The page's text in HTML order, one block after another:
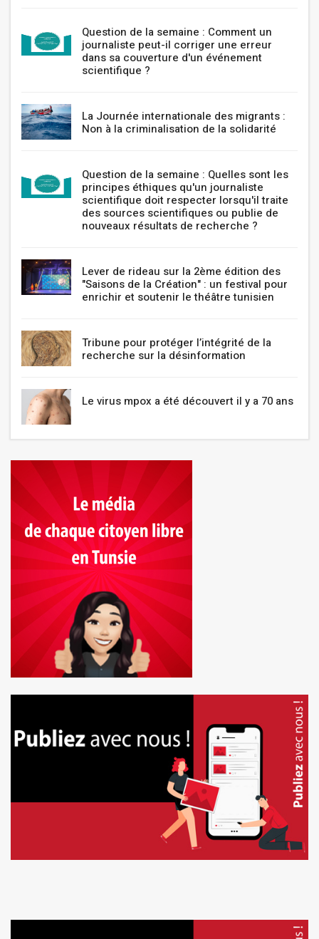
Question de la semaine : Comment un
journaliste peut-il corriger une erreur
dans sa couverture d'un événement
scientifique ?
La Journée internationale des migrants :
Non à la criminalisation de la solidarité
Question de la semaine : Quelles sont les
principes éthiques qu'un journaliste
scientifique doit respecter lorsqu'il traite
des sources scientifiques ou publie de
nouveaux résultats de recherche ?
Lever de rideau sur la 2ème édition des
"Saisons de la Création" : un festival pour
enrichir et soutenir le théâtre tunisien
Tribune pour protéger l’intégrité de la
recherche sur la désinformation
Le virus mpox a été découvert il y a 70 ans